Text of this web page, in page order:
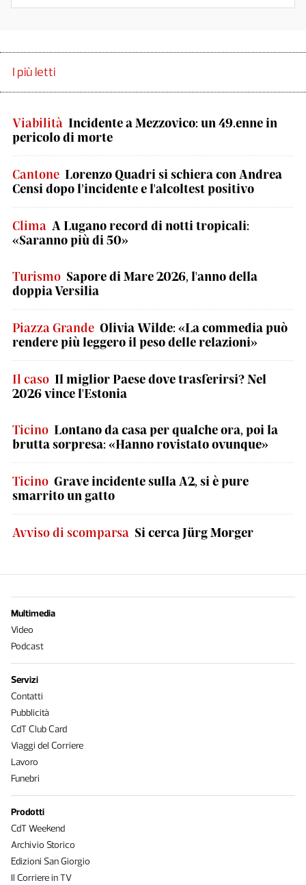
I più letti
Viabilità Incidente a Mezzovico: un 49.enne in
pericolo di morte
Cantone Lorenzo Quadri si schiera con Andrea
Censi dopo l’incidente e l'alcoltest positivo
Clima A Lugano record di notti tropicali:
«Saranno più di 50»
Turismo Sapore di Mare 2026, l'anno della
doppia Versilia
Piazza Grande Olivia Wilde: «La commedia può
rendere più leggero il peso delle relazioni»
Il caso Il miglior Paese dove trasferirsi? Nel
2026 vince l'Estonia
Ticino Lontano da casa per qualche ora, poi la
brutta sorpresa: «Hanno rovistato ovunque»
Ticino Grave incidente sulla A2, si è pure
smarrito un gatto
Avviso di scomparsa Si cerca Jürg Morger
Multimedia
Video
Podcast
Servizi
Contatti
Pubblicità
CdT Club Card
Viaggi del Corriere
Lavoro
Funebri
Prodotti
CdT Weekend
Archivio Storico
Edizioni San Giorgio
Il Corriere in TV